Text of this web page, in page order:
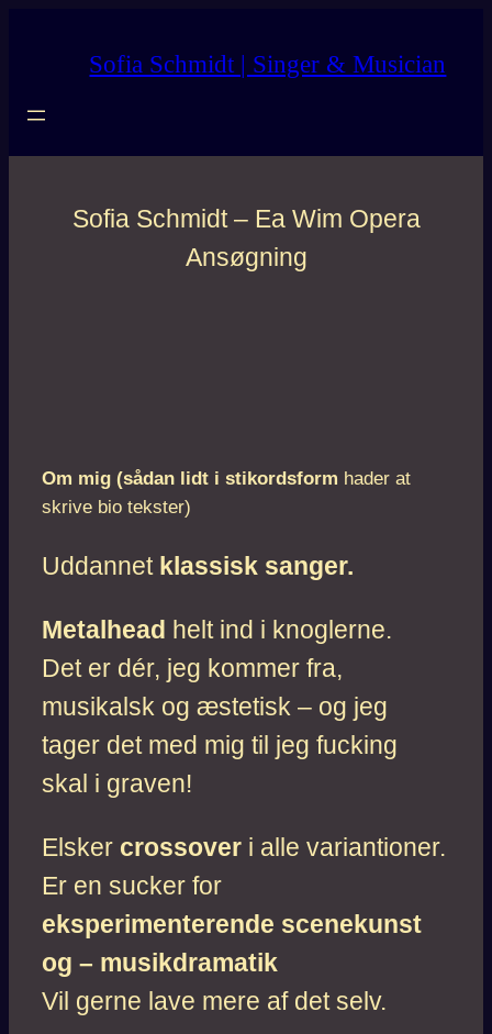
Sofia Schmidt | Singer & Musician
Sofia Schmidt – Ea Wim Opera
Ansøgning
Om mig (sådan lidt i stikordsform hader at
skrive bio tekster)
Uddannet klassisk sanger.
Metalhead helt ind i knoglerne.
Det er dér, jeg kommer fra,
musikalsk og æstetisk – og jeg
tager det med mig til jeg fucking
skal i graven!
Elsker crossover i alle variantioner.
Er en sucker for
eksperimenterende scenekunst
og – musikdramatik
Vil gerne lave mere af det selv.